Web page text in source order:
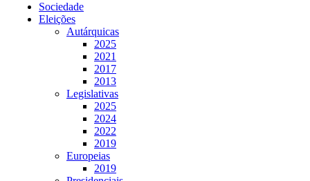
Sociedade
Eleições
Autárquicas
2025
2021
2017
2013
Legislativas
2025
2024
2022
2019
Europeias
2019